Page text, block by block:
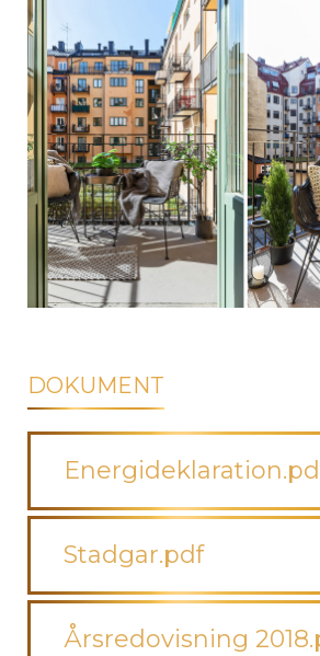
DOKUMENT
Stadgar.pdf
Årsredovisning